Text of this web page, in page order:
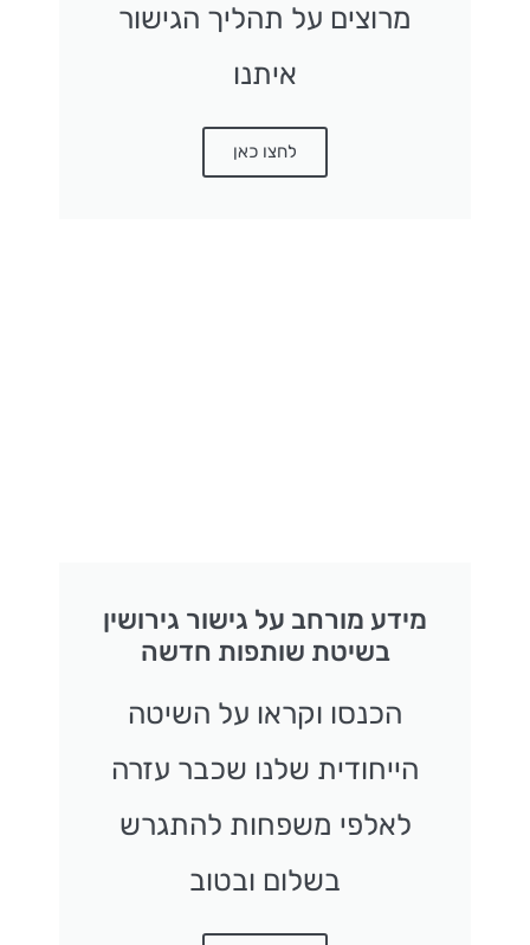
מרוצים על תהליך הגישור
איתנו
לחצו כאן
מידע מורחב על גישור גירושין
בשיטת שותפות חדשה
הכנסו וקראו על השיטה
הייחודית שלנו שכבר עזרה
לאלפי משפחות להתגרש
בשלום ובטוב